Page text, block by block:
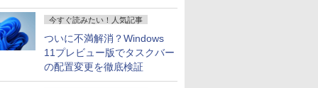
今すぐ読みたい！人気記事
ついに不満解消？Windows
11プレビュー版でタスクバー
の配置変更を徹底検証